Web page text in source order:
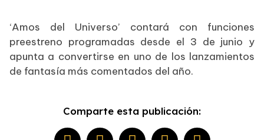
‘Amos del Universo’ contará con funciones
preestreno programadas desde el 3 de junio y
apunta a convertirse en uno de los lanzamientos
de fantasía más comentados del año.
Comparte esta publicación: